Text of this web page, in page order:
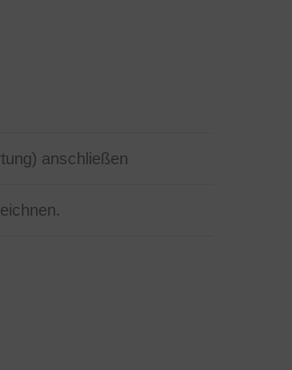
anschließen